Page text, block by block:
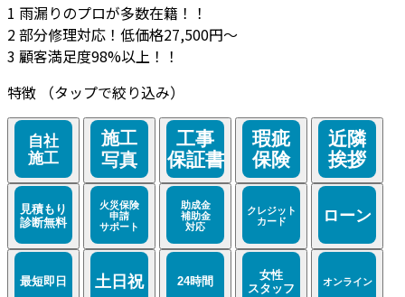
1 雨漏りのプロが多数在籍！！
2部分修理対応！低価格27,500円～
3 顧客満足度98%以上！！
特徴
（タップで絞り込み）